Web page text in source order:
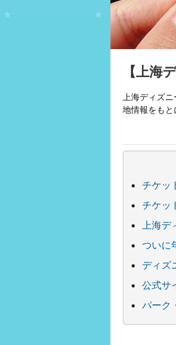
【上海
上海ディズ
地情報をもと
チケッ
チケッ
上海デ
ついに
ディズ
公式サ
パーク